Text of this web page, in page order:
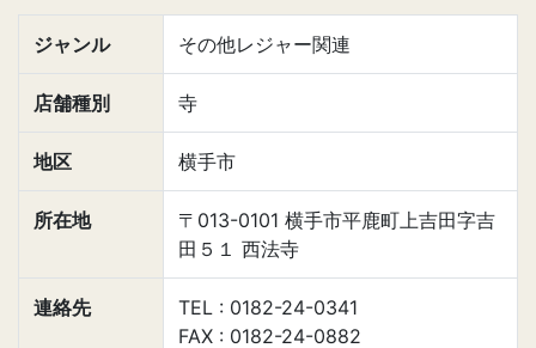
ジャンル その他レジャー関連
店舗種別 寺
地区 横手市
所在地
〒013-0101 横手市平鹿町上吉田字吉
田５１ 西法寺
連絡先
TEL : 0182-24-0341
FAX : 0182-24-0882